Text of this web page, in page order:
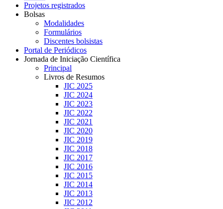
Projetos registrados
Bolsas
Modalidades
Formulários
Discentes bolsistas
Portal de Periódicos
Jornada de Iniciação Científica
Principal
Livros de Resumos
JIC 2025
JIC 2024
JIC 2023
JIC 2022
JIC 2021
JIC 2020
JIC 2019
JIC 2018
JIC 2017
JIC 2016
JIC 2015
JIC 2014
JIC 2013
JIC 2012